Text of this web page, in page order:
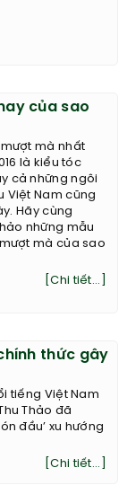
của sao
mà nhất
là kiểu tóc
cả những ngôi
Việt Nam cũng
Hãy cùng
những mẫu
mà của sao
[Chi tiết...]
thức gây
tiếng Việt Nam
Thảo đã
đầu’ xu hướng
[Chi tiết...]